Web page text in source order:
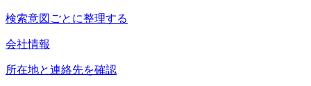
検索意図ごとに整理する
会社情報
所在地と連絡先を確認